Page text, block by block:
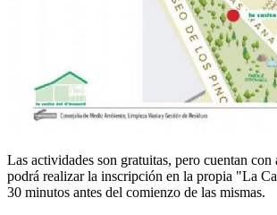
Las actividades son gratuitas, pero cuentan
podrá realizar la inscripción en la propia "La
30 minutos antes del comienzo de las mismas.